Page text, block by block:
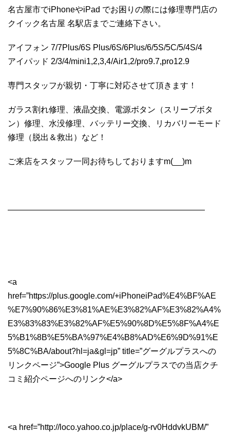
名古屋市でiPhoneやiPad でお困りの際には修理専門店の
クイック名古屋 名駅店までご連絡下さい。
アイフォン 7/7Plus/6S Plus/6S/6Plus/6/5S/5C/5/4S/4
アイパッド 2/3/4/mini1,2,3,4/Air1,2/pro9.7,pro12.9
専門スタッフが親切・丁寧に対応させて頂きます！
ガラス割れ修理、液晶交換、電源ボタン（スリープボタ
ン）修理、水没修理、バッテリー交換、リカバリーモード
修理（脱出＆救出）など！
ご来店をスタッフ一同お待ちしておりますm(__)m
————————————————————————
<a
href=”https://plus.google.com/+iPhoneiPad%E4%BF%AE
%E7%90%86%E3%81%AE%E3%82%AF%E3%82%A4%
E3%83%83%E3%82%AF%E5%90%8D%E5%8F%A4%E
5%B1%8B%E5%BA%97%E4%B8%AD%E6%9D%91%E
5%8C%BA/about?hl=ja&gl=jp” title=”グーグルプラスへの
リンクページ”>Google Plus グーグルプラスでの当店クチ
コミ紹介ページへのリンク</a>
<a href=”http://loco.yahoo.co.jp/place/g-rv0HddvkUBM/”